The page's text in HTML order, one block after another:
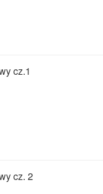
cz.1
cz. 2